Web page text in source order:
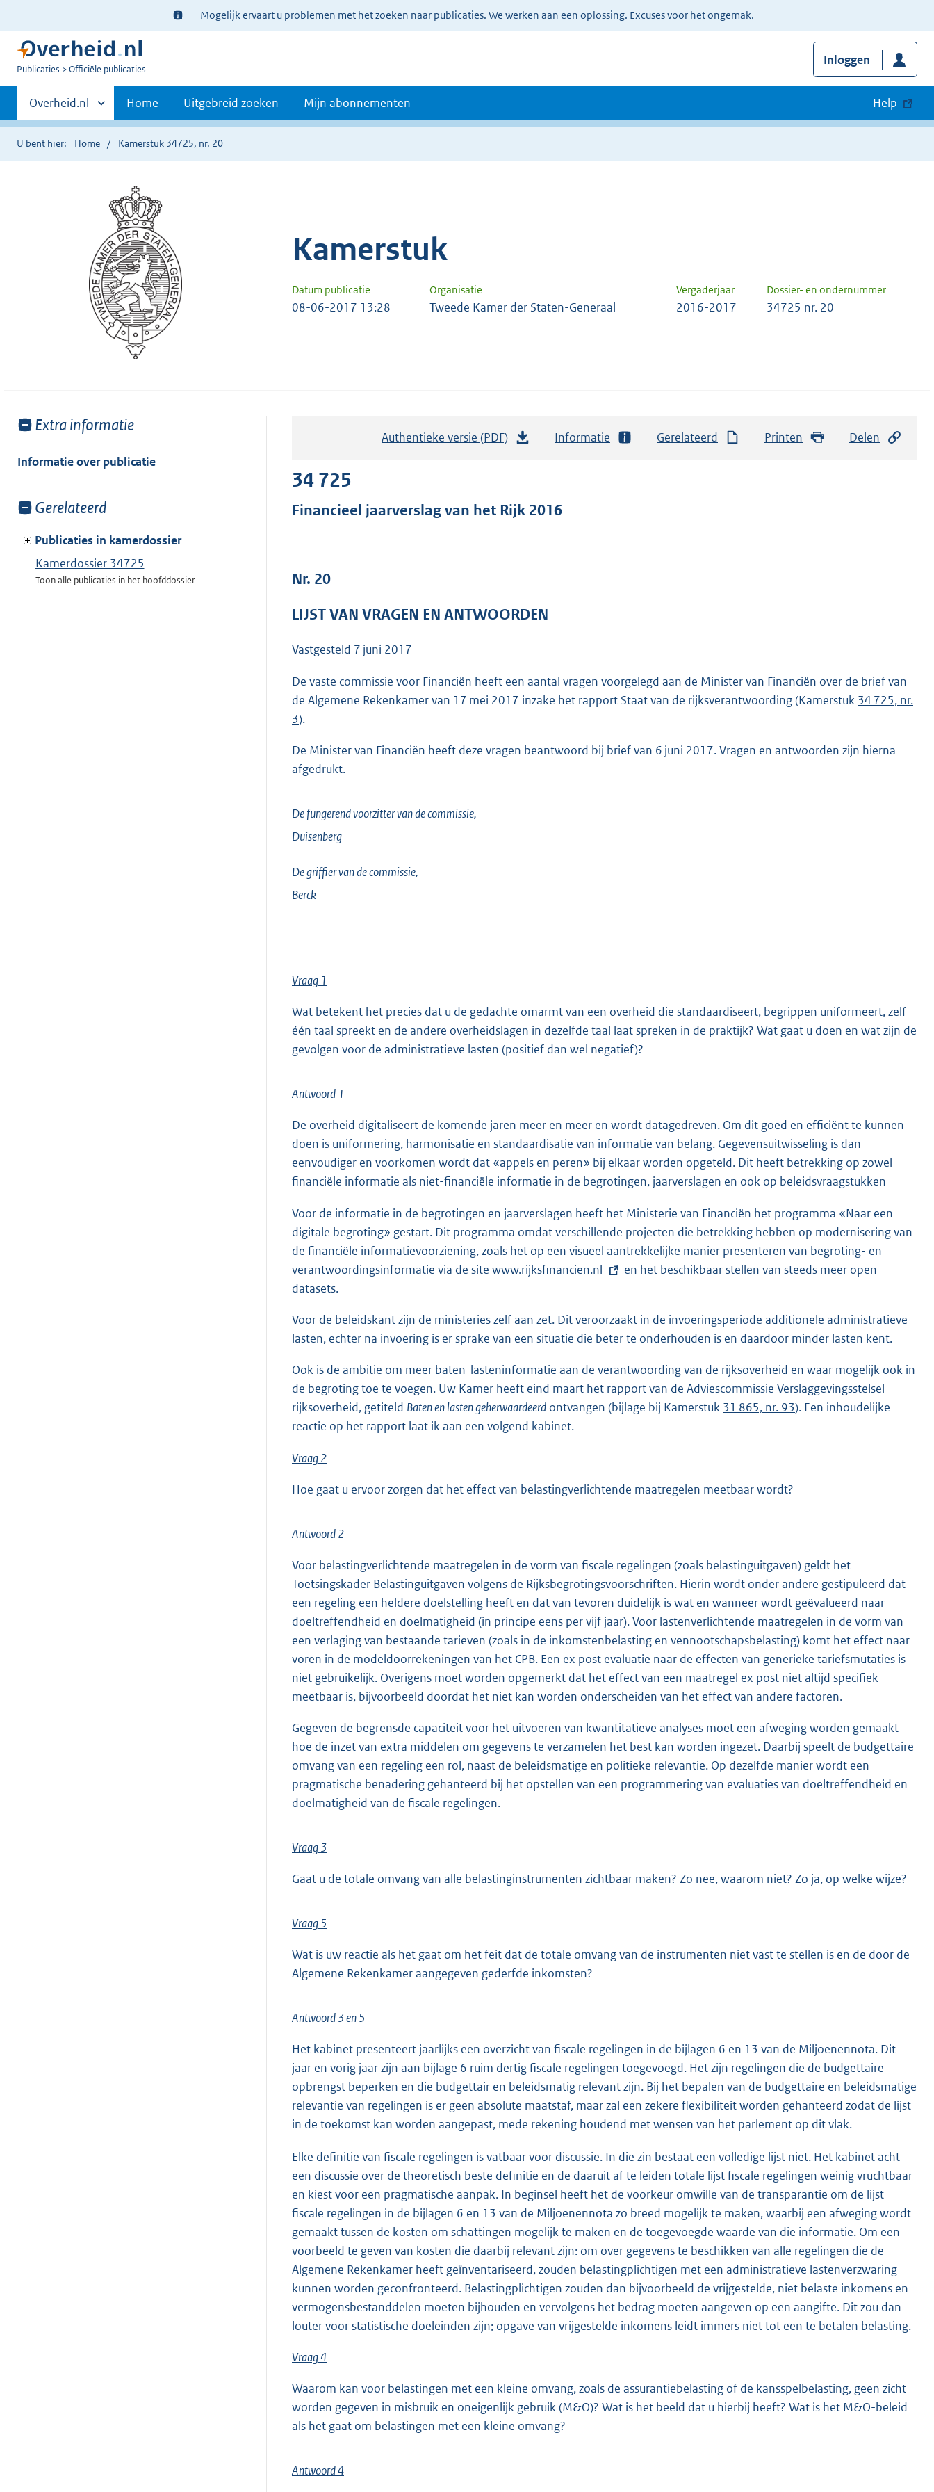
Ter
informatie:
Mogelijk ervaart u problemen met het zoeken naar publicaties. We werken aan een oplossing. Excuses voor het ongemak.
U
Publicaties Officiële publicaties
Inloggen
Primaire
navigatie
Andere
sites
binnen
Overheid.nl Home Uitgebreid zoeken Mijn abonnementen Help
U bent hier: Home Kamerstuk 34725, nr. 20
Kamerstuk
Datum publicatie Organisatie Vergaderjaar Dossier- en ondernummer
08-06-2017 13:28 Tweede Kamer der Staten-Generaal 2016-2017 34725 nr. 20
Toon
van:
Extra informatie
Informatie over publicatie
Toon
van:
Gerelateerd
Publicaties in kamerdossier
Kamerdossier 34725
Toon alle publicaties in het hoofddossier
Authentieke versie (PDF)
a
r
t
e
6
Informatie Gerelateerd Printen Delen
34 725
Financieel jaarverslag van het Rijk 2016
Nr. 20
LIJST VAN VRAGEN EN ANTWOORDEN
Vastgesteld 7 juni 2017
De vaste commissie voor Financiën heeft een aantal vragen voorgelegd aan de Minister van Financiën over de brief van
de Algemene Rekenkamer van 17 mei 2017 inzake het rapport Staat van de rijksverantwoording (Kamerstuk 34 725, nr.
3).
De Minister van Financiën heeft deze vragen beantwoord bij brief van 6 juni 2017. Vragen en antwoorden zijn hierna
afgedrukt.
De fungerend voorzitter van de commissie,
Duisenberg
De griffier van de commissie,
Berck
Vraag 1
Wat betekent het precies dat u de gedachte omarmt van een overheid die standaardiseert, begrippen uniformeert, zelf
één taal spreekt en de andere overheidslagen in dezelfde taal laat spreken in de praktijk? Wat gaat u doen en wat zijn de
gevolgen voor de administratieve lasten (positief dan wel negatief)?
Antwoord 1
De overheid digitaliseert de komende jaren meer en meer en wordt datagedreven. Om dit goed en efficiënt te kunnen
doen is uniformering, harmonisatie en standaardisatie van informatie van belang. Gegevensuitwisseling is dan
eenvoudiger en voorkomen wordt dat «appels en peren» bij elkaar worden opgeteld. Dit heeft betrekking op zowel
financiële informatie als niet-financiële informatie in de begrotingen, jaarverslagen en ook op beleidsvraagstukken
Voor de informatie in de begrotingen en jaarverslagen heeft het Ministerie van Financiën het programma «Naar een
digitale begroting» gestart. Dit programma omdat verschillende projecten die betrekking hebben op modernisering van
de financiële informatievoorziening, zoals het op een visueel aantrekkelijke manier presenteren van begroting- en
verantwoordingsinformatie via de site E
e
r
e
www.rijksfinancien.nl
en het beschikbaar stellen van steeds meer open
datasets.
Voor de beleidskant zijn de ministeries zelf aan zet. Dit veroorzaakt in de invoeringsperiode additionele administratieve
lasten, echter na invoering is er sprake van een situatie die beter te onderhouden is en daardoor minder lasten kent.
Ook is de ambitie om meer baten-lasteninformatie aan de verantwoording van de rijksoverheid en waar mogelijk ook in
de begroting toe te voegen. Uw Kamer heeft eind maart het rapport van de Adviescommissie Verslaggevingsstelsel
rijksoverheid, getiteld Baten en lasten geherwaardeerd ontvangen (bijlage bij Kamerstuk 31 865, nr. 93). Een inhoudelijke
reactie op het rapport laat ik aan een volgend kabinet.
Vraag 2
Hoe gaat u ervoor zorgen dat het effect van belastingverlichtende maatregelen meetbaar wordt?
Antwoord 2
Voor belastingverlichtende maatregelen in de vorm van fiscale regelingen (zoals belastinguitgaven) geldt het
Toetsingskader Belastinguitgaven volgens de Rijksbegrotingsvoorschriften. Hierin wordt onder andere gestipuleerd dat
een regeling een heldere doelstelling heeft en dat van tevoren duidelijk is wat en wanneer wordt geëvalueerd naar
doeltreffendheid en doelmatigheid (in principe eens per vijf jaar). Voor lastenverlichtende maatregelen in de vorm van
een verlaging van bestaande tarieven (zoals in de inkomstenbelasting en vennootschapsbelasting) komt het effect naar
voren in de modeldoorrekeningen van het CPB. Een ex post evaluatie naar de effecten van generieke tariefsmutaties is
niet gebruikelijk. Overigens moet worden opgemerkt dat het effect van een maatregel ex post niet altijd specifiek
meetbaar is, bijvoorbeeld doordat het niet kan worden onderscheiden van het effect van andere factoren.
Gegeven de begrensde capaciteit voor het uitvoeren van kwantitatieve analyses moet een afweging worden gemaakt
hoe de inzet van extra middelen om gegevens te verzamelen het best kan worden ingezet. Daarbij speelt de budgettaire
omvang van een regeling een rol, naast de beleidsmatige en politieke relevantie. Op dezelfde manier wordt een
pragmatische benadering gehanteerd bij het opstellen van een programmering van evaluaties van doeltreffendheid en
doelmatigheid van de fiscale regelingen.
Vraag 3
Gaat u de totale omvang van alle belastinginstrumenten zichtbaar maken? Zo nee, waarom niet? Zo ja, op welke wijze?
Vraag 5
Wat is uw reactie als het gaat om het feit dat de totale omvang van de instrumenten niet vast te stellen is en de door de
Algemene Rekenkamer aangegeven gederfde inkomsten?
Antwoord 3 en 5
Het kabinet presenteert jaarlijks een overzicht van fiscale regelingen in de bijlagen 6 en 13 van de Miljoenennota. Dit
jaar en vorig jaar zijn aan bijlage 6 ruim dertig fiscale regelingen toegevoegd. Het zijn regelingen die de budgettaire
opbrengst beperken en die budgettair en beleidsmatig relevant zijn. Bij het bepalen van de budgettaire en beleidsmatige
relevantie van regelingen is er geen absolute maatstaf, maar zal een zekere flexibiliteit worden gehanteerd zodat de lijst
in de toekomst kan worden aangepast, mede rekening houdend met wensen van het parlement op dit vlak.
Elke definitie van fiscale regelingen is vatbaar voor discussie. In die zin bestaat een volledige lijst niet. Het kabinet acht
een discussie over de theoretisch beste definitie en de daaruit af te leiden totale lijst fiscale regelingen weinig vruchtbaar
en kiest voor een pragmatische aanpak. In beginsel heeft het de voorkeur omwille van de transparantie om de lijst
fiscale regelingen in de bijlagen 6 en 13 van de Miljoenennota zo breed mogelijk te maken, waarbij een afweging wordt
gemaakt tussen de kosten om schattingen mogelijk te maken en de toegevoegde waarde van die informatie. Om een
voorbeeld te geven van kosten die daarbij relevant zijn: om over gegevens te beschikken van alle regelingen die de
Algemene Rekenkamer heeft geïnventariseerd, zouden belastingplichtigen met een administratieve lastenverzwaring
kunnen worden geconfronteerd. Belastingplichtigen zouden dan bijvoorbeeld de vrijgestelde, niet belaste inkomens en
vermogensbestanddelen moeten bijhouden en vervolgens het bedrag moeten aangeven op een aangifte. Dit zou dan
louter voor statistische doeleinden zijn; opgave van vrijgestelde inkomens leidt immers niet tot een te betalen belasting.
Vraag 4
Waarom kan voor belastingen met een kleine omvang, zoals de assurantiebelasting of de kansspelbelasting, geen zicht
worden gegeven in misbruik en oneigenlijk gebruik (M&O)? Wat is het beeld dat u hierbij heeft? Wat is het M&O-beleid
als het gaat om belastingen met een kleine omvang?
Antwoord 4